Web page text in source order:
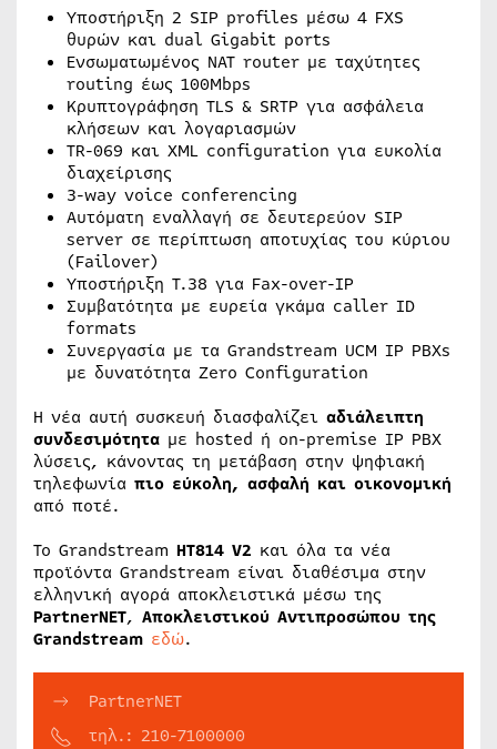
Υποστήριξη 2 SIP profiles μέσω 4 FXS
θυρών και dual Gigabit ports
Ενσωματωμένος NAT router με ταχύτητες
routing έως 100Mbps
Κρυπτογράφηση TLS & SRTP για ασφάλεια
κλήσεων και λογαριασμών
TR-069 και XML configuration για ευκολία
διαχείρισης
3-way voice conferencing
Αυτόματη εναλλαγή σε δευτερεύον SIP
server σε περίπτωση αποτυχίας του κύριου
(Failover)
Υποστήριξη T.38 για Fax-over-IP
Συμβατότητα με ευρεία γκάμα caller ID
formats
Συνεργασία με τα Grandstream UCM IP PBXs
με δυνατότητα Zero Configuration
Η νέα αυτή συσκευή διασφαλίζει αδιάλειπτη
συνδεσιμότητα με hosted ή on-premise IP PBX
λύσεις, κάνοντας τη μετάβαση στην ψηφιακή
τηλεφωνία πιο εύκολη, ασφαλή και οικονομική
από ποτέ.
Το Grandstream HT814 V2 και όλα τα νέα
προϊόντα Grandstream είναι διαθέσιμα στην
ελληνική αγορά αποκλειστικά μέσω της
PartnerNET, Αποκλειστικού Αντιπροσώπου της
Grandstream εδώ.
PartnerNET
τηλ.: 210-7100000